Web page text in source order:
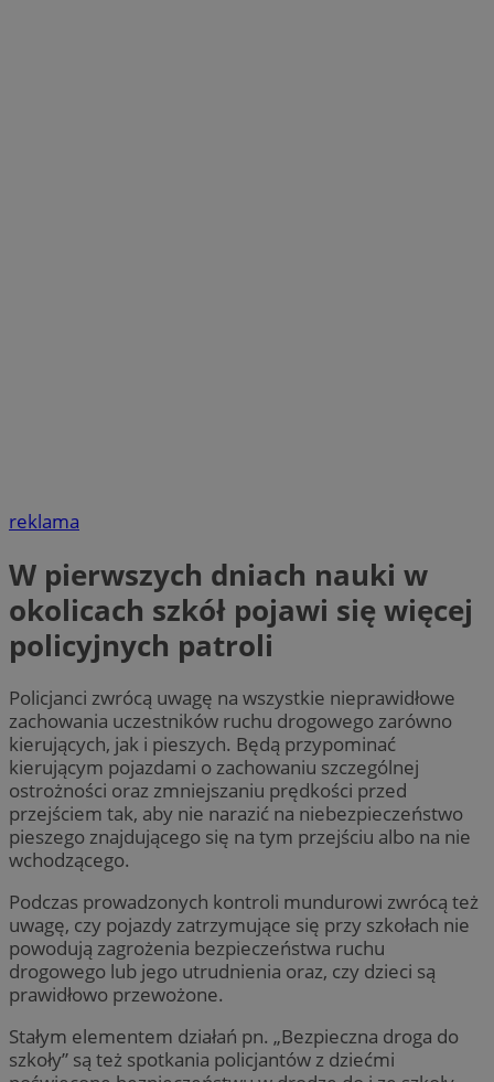
reklama
W pierwszych dniach nauki w
okolicach szkół pojawi się więcej
policyjnych patroli
Policjanci zwrócą uwagę na wszystkie nieprawidłowe
zachowania uczestników ruchu drogowego zarówno
kierujących, jak i pieszych. Będą przypominać
kierującym pojazdami o zachowaniu szczególnej
ostrożności oraz zmniejszaniu prędkości przed
przejściem tak, aby nie narazić na niebezpieczeństwo
pieszego znajdującego się na tym przejściu albo na nie
wchodzącego.
Podczas prowadzonych kontroli mundurowi zwrócą też
uwagę, czy pojazdy zatrzymujące się przy szkołach nie
powodują zagrożenia bezpieczeństwa ruchu
drogowego lub jego utrudnienia oraz, czy dzieci są
prawidłowo przewożone.
Stałym elementem działań pn. „Bezpieczna droga do
szkoły” są też spotkania policjantów z dziećmi